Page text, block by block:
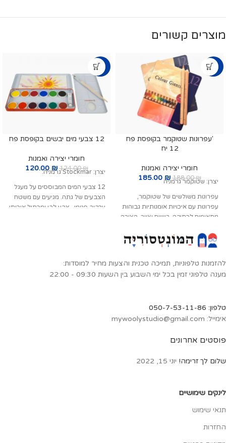
מוצרים קשורים
-2%
'עפרונות שטוקמר בקופסת פח
12 יח
חומרי יצירה ואמנות
188.00₪
185.00 ₪
יצרן: שטוקמר גרמניה
עפרונות משולשים של שטוקמר,
עפרונות עם איכויות אומנותיות גבוהות
מתאימים לכתיבה, רישום וציור. הצורה
העפרון הנוחה ביותר עבור ילדים.
הצבעים יפים ומאירים את הדף. ציור
רגישות ברישום ויכולות אומנותיות.
צהבהב, כחול פרוסי (כהה).
-3%
12 צבעי מים יבשים בקופסת פח
חומרי יצירה ואמנות
124.00₪
120.00 ₪
יצרן: Stockmar גרמניה.
12 צבעי המים המבוססים על מעגל
הצבעים של גתה. מגיעים עם משטח
ערבוב פנימי , צבע לבן ומכחול איכותי.
לינקים שימושיים
תנאי שימוש
החזרות
פוסטים אחרונים
שלום לך זרימה! יוני 15, 2022
להזמנות טלפוניות, תמיכה טכנית והצעות מחיר למוסדות:
מענה טלפוני זמין בכל ימי השבוע בין השעות 09:30 - 22:00
טלפון: 050-7-53-11-86
אימייל: mywoolystudio@gmail.com